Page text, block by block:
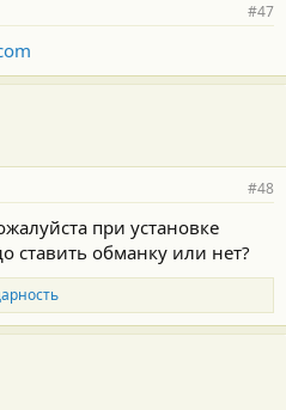
#47
#48
при установке
ставить обманку или нет?